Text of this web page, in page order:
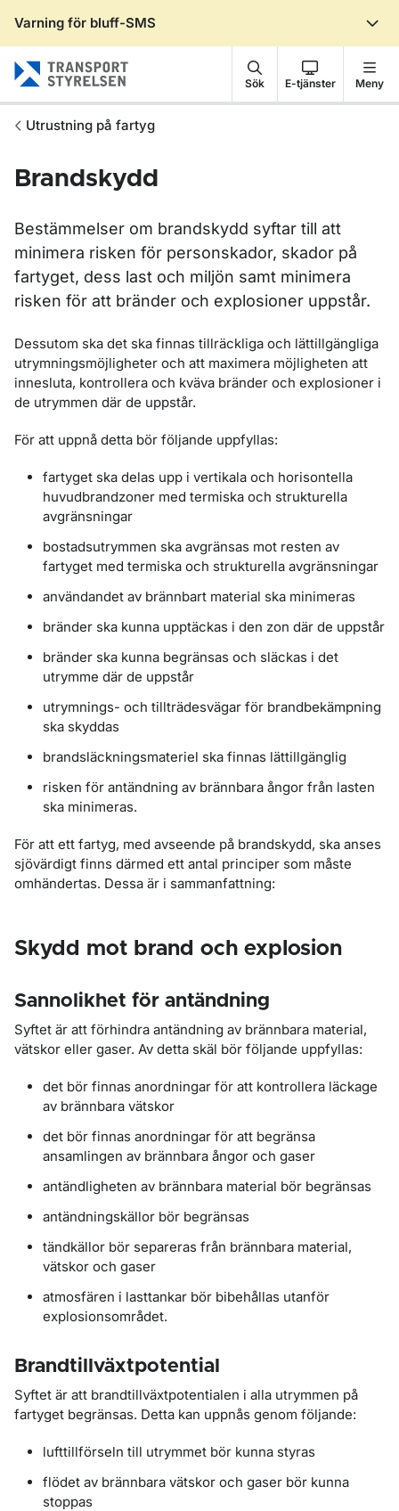
Varning för bluff-SMS
Sök E-tjänster Meny
Utrustning på fartyg
Brandskydd
Bestämmelser om brandskydd syftar till att
minimera risken för personskador, skador på
fartyget, dess last och miljön samt minimera
risken för att bränder och explosioner uppstår.
Dessutom ska det ska finnas tillräckliga och lättillgängliga
utrymningsmöjligheter och att maximera möjligheten att
innesluta, kontrollera och kväva bränder och explosioner i
de utrymmen där de uppstår.
För att uppnå detta bör följande uppfyllas:
fartyget ska delas upp i vertikala och horisontella
huvudbrandzoner med termiska och strukturella
avgränsningar
bostadsutrymmen ska avgränsas mot resten av
fartyget med termiska och strukturella avgränsningar
användandet av brännbart material ska minimeras
bränder ska kunna upptäckas i den zon där de uppstår
bränder ska kunna begränsas och släckas i det
utrymme där de uppstår
utrymnings- och tillträdesvägar för brandbekämpning
ska skyddas
brandsläckningsmateriel ska finnas lättillgänglig
risken för antändning av brännbara ångor från lasten
ska minimeras.
För att ett fartyg, med avseende på brandskydd, ska anses
sjövärdigt finns därmed ett antal principer som måste
omhändertas. Dessa är i sammanfattning:
Skydd mot brand och explosion
Sannolikhet för antändning
Syftet är att förhindra antändning av brännbara material,
vätskor eller gaser. Av detta skäl bör följande uppfyllas:
det bör finnas anordningar för att kontrollera läckage
av brännbara vätskor
det bör finnas anordningar för att begränsa
ansamlingen av brännbara ångor och gaser
antändligheten av brännbara material bör begränsas
antändningskällor bör begränsas
tändkällor bör separeras från brännbara material,
vätskor och gaser
atmosfären i lasttankar bör bibehållas utanför
explosionsområdet.
Brandtillväxtpotential
Syftet är att brandtillväxtpotentialen i alla utrymmen på
fartyget begränsas. Detta kan uppnås genom följande:
lufttillförseln till utrymmet bör kunna styras
flödet av brännbara vätskor och gaser bör kunna
stoppas